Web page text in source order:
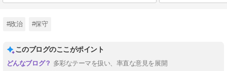
#政治 #保守
このブログのここがポイント
多彩なテーマを扱い、率直な意見を展開